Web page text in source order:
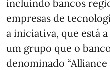
incluindo bancos
empresas de
a iniciativa, que está
um grupo que o
denominado